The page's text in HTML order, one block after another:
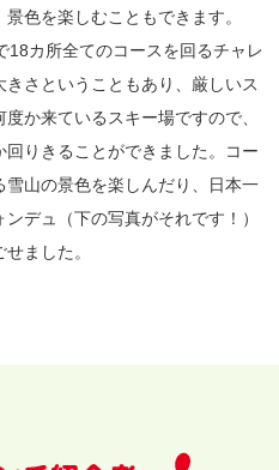
色を楽しむこともできます。
18カ所全てのコースを回るチャレ
さということもあり、厳しいス
か来ているスキー場ですので、
りきることができました。コー
山の景色を楽しんだり、日本一
デュ（下の写真がそれです！）
ました。